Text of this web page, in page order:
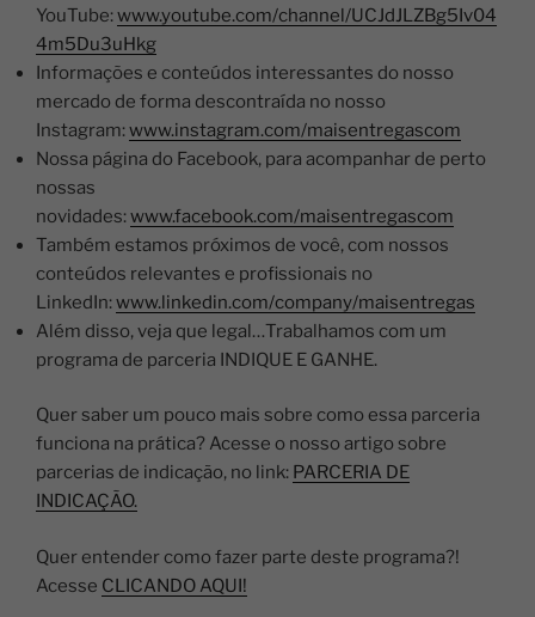
YouTube:www.youtube.com/channel/UCJdJLZBg5Iv04
4m5Du3uHkg
Informações e conteúdos interessantes do nosso
mercado de forma descontraída no nosso
Instagram:www.instagram.com/maisentregascom
Nossa página do Facebook, para acompanhar de perto
nossas
novidades:www.facebook.com/maisentregascom
Também estamos próximos de você, com nossos
conteúdos relevantes e profissionais no
LinkedIn:www.linkedin.com/company/maisentregas
Além disso, veja que legal…Trabalhamos com um
programa de parceria INDIQUE E GANHE.
Quer saber um pouco mais sobre como essa parceria
funciona na prática? Acesse o nosso artigo sobre
parcerias de indicação, no link: PARCERIA DE
INDICAÇÃO.
Quer entender como fazer parte deste programa?!
Acesse CLICANDO AQUI!